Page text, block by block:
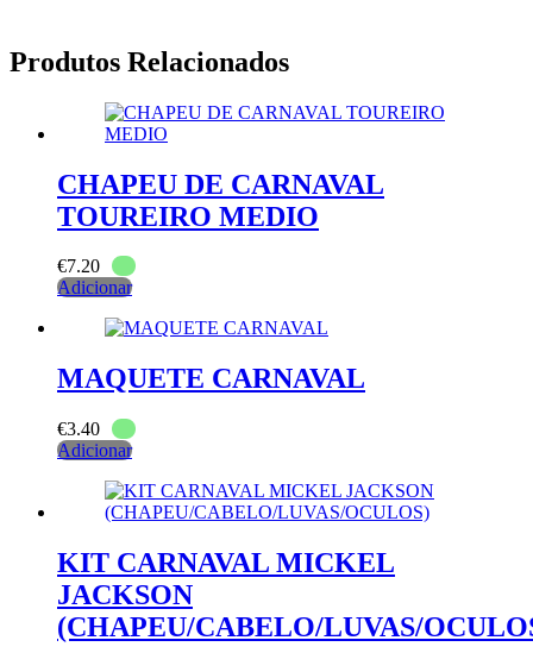
Produtos Relacionados
CHAPEU DE CARNAVAL
TOUREIRO MEDIO
€7.20
Adicionar
MAQUETE CARNAVAL
€3.40
Adicionar
KIT CARNAVAL MICKEL
JACKSON
(CHAPEU/CABELO/LUVAS/